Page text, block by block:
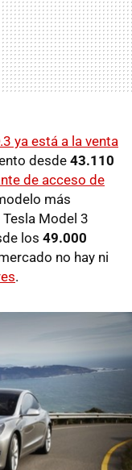
ya está a la venta
desde 43.110
de acceso de
más
Model 3
los 49.000
no hay ni
.